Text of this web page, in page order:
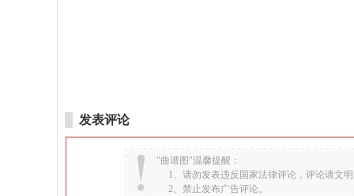
发表评论
"曲谱图"温馨提醒：
1、请勿发表违反国家法律评论，评论请文
2、禁止发布广告评论。